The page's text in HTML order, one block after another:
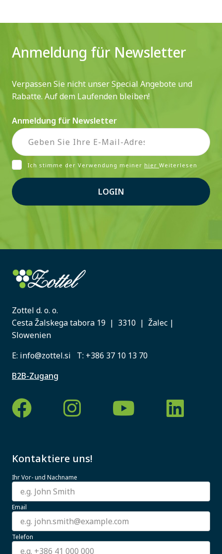
Anmeldung für Newsletter
Verpassen Sie nicht unser Special Angebote und
Rabatte. Auf dem Laufenden bleiben!
Anmeldung für Newsletter
Ich stimme der Verwendung meiner hier Weiterlesen
LOGIN
Zottel d. o. o.
Cesta Žalskega tabora 19 | 3310 | Žalec |
Slowenien
E: info@zottel.si T: +386 37 10 13 70
B2B-Zugang
Kontaktiere uns!
Ihr Vor- und Nachname
Email
Telefon